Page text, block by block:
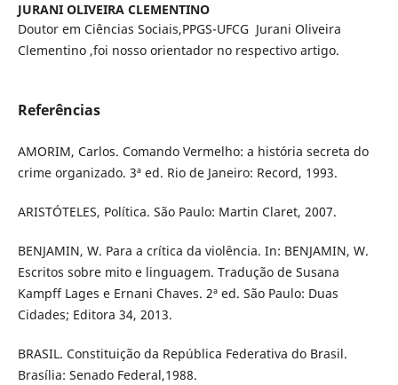
JURANI OLIVEIRA CLEMENTINO
Doutor em Ciências Sociais,PPGS-UFCG Jurani Oliveira
Clementino ,foi nosso orientador no respectivo artigo.
Referências
AMORIM, Carlos. Comando Vermelho: a história secreta do
crime organizado. 3ª ed. Rio de Janeiro: Record, 1993.
ARISTÓTELES, Política. São Paulo: Martin Claret, 2007.
BENJAMIN, W. Para a crítica da violência. In: BENJAMIN, W.
Escritos sobre mito e linguagem. Tradução de Susana
Kampff Lages e Ernani Chaves. 2ª ed. São Paulo: Duas
Cidades; Editora 34, 2013.
BRASIL. Constituição da República Federativa do Brasil.
Brasília: Senado Federal,1988.